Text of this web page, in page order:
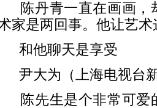
丹青一直在画画，却
家是两回事。他让艺
他聊天是享受
大为（上海电视台新
先生是个非常可爱的